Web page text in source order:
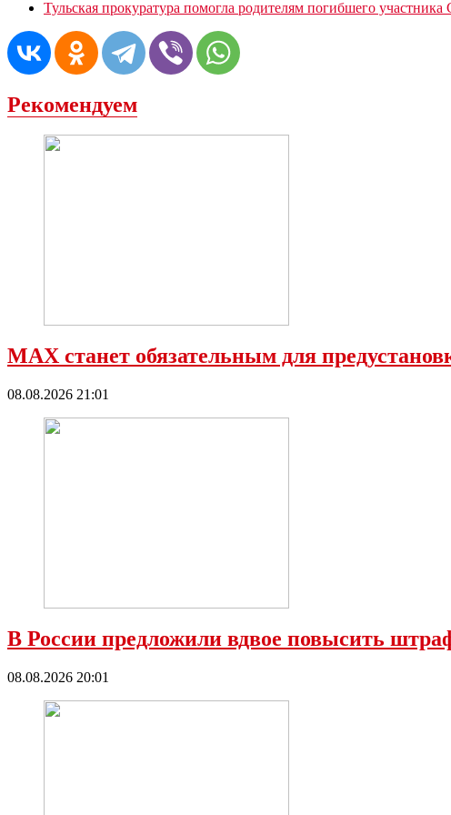
Тульская прокуратура помогла родителям погибшего
Рекомендуем
МАХ станет обязательным для
08.08.2026 21:01
В России предложили вдвое повысить
08.08.2026 20:01